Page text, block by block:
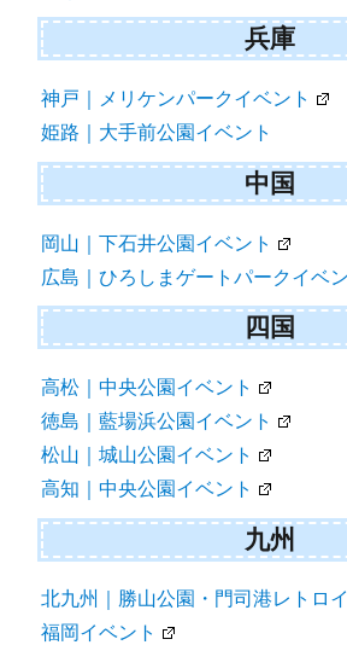
兵庫
神戸｜メリケンパークイベント
姫路｜大手前公園イベント
中国
岡山｜下石井公園イベント
広島｜ひろしまゲートパークイベ
四国
高松｜中央公園イベント
徳島｜藍場浜公園イベント
松山｜城山公園イベント
高知｜中央公園イベント
九州
北九州｜勝山公園・門司港レトロ
福岡イベント